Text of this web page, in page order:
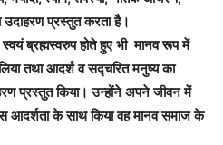
उदाहरण प्रस्तुत करता है।
ब्रह्मस्वरुप होते हुए भी मानव रूप में
तथा आदर्श व सद्चरित मनुष्य का
प्रस्तुत किया। उन्होंने अपने जीवन में
आदर्शता के साथ किया वह मानव समाज के